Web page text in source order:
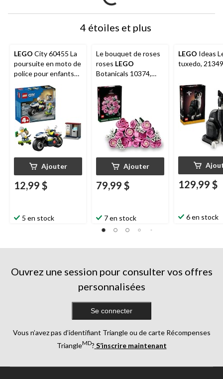
4 étoiles et plus
LEGO City 60455 La
poursuite en moto de
police pour enfants
de 4 ans et plus, 65
pièces
Ajouter
12,99 $
5 en stock
Le bouquet de roses
roses LEGO
Botanicals 10374,
789 pièces, 18 ans et
plus
Ajouter
79,99 $
7 en stock
LEGO Ideas
tuxedo, 21349
129,99 $
6 en stock
Ouvrez une session pour consulter vos offres
personnalisées
Se connecter
Vous n’avez pas d’identifiant Triangle ou de carte Récompenses
TriangleMD? S’inscrire maintenant